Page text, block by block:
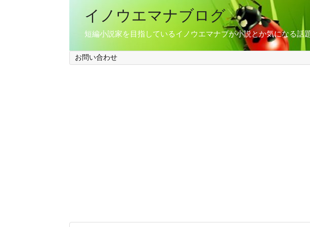
イノウエマナブログ
短編小説家を目指しているイノウエマナブが小説とか気になる話
お問い合わせ